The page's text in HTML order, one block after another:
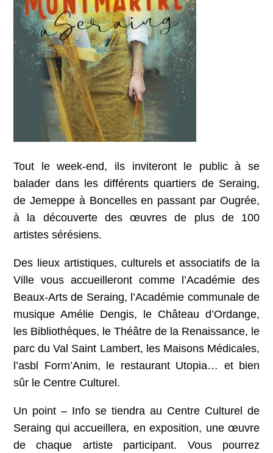
Tout le week-end, ils inviteront le public à se
balader dans les différents quartiers de Seraing,
de Jemeppe à Boncelles en passant par Ougrée,
à la découverte des œuvres de plus de 100
artistes sérésiens.
Des lieux artistiques, culturels et associatifs de la
Ville vous accueilleront comme l’Académie des
Beaux-Arts de Seraing, l’Académie communale de
musique Amélie Dengis, le Château d’Ordange,
les Bibliothèques, le Théâtre de la Renaissance, le
parc du Val Saint Lambert, les Maisons Médicales,
l’asbl Form’Anim, le restaurant Utopia… et bien
sûr le Centre Culturel.
Un point – Info se tiendra au Centre Culturel de
Seraing qui accueillera, en exposition, une œuvre
de chaque artiste participant. Vous pourrez